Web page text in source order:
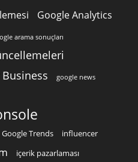
Google Analytics
arama sonuçları
google news
Google Trends influencer
içerik pazarlaması